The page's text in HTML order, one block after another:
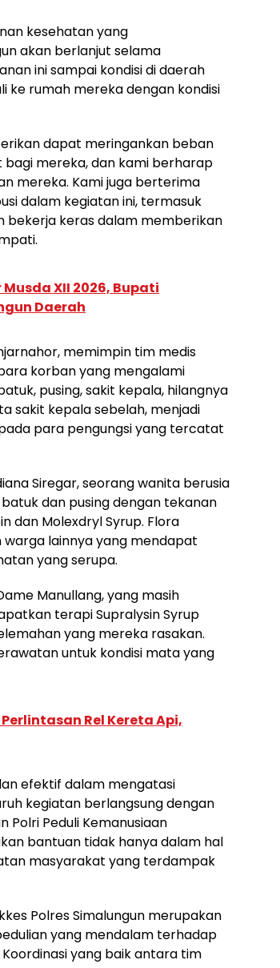
kesehatan yang
akan berlanjut selama
ini sampai kondisi di daerah
rumah mereka dengan kondisi
dapat meringankan beban
bagi mereka, dan kami berharap
mereka. Kami juga berterima
dalam kegiatan ini, termasuk
bekerja keras dalam memberikan
XII 2026, Bupati
Daerah
memimpin tim medis
korban yang mengalami
pusing, sakit kepala, hilangnya
sakit kepala sebelah, menjadi
para pengungsi yang tercatat
Siregar, seorang wanita berusia
dan pusing dengan tekanan
dan Molexdryl Syrup. Flora
lainnya yang mendapat
yang serupa.
Manullang, yang masih
terapi Supralysin Syrup
yang mereka rasakan.
untuk kondisi mata yang
Rel Kereta Api,
efektif dalam mengatasi
kegiatan berlangsung dengan
Polri Peduli Kemanusiaan
bantuan tidak hanya dalam hal
masyarakat yang terdampak
Polres Simalungun merupakan
yang mendalam terhadap
yang baik antara tim